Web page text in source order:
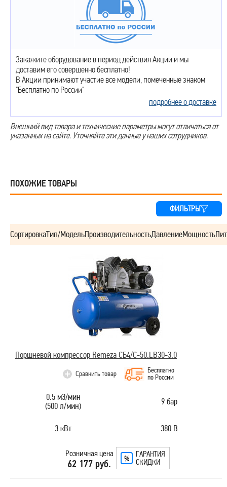
Закажите оборудование в период действия Акции и мы
доставим его совершенно бесплатно!
В Акции принимают участие все модели, помеченные знаком
"Бесплатно по России"
подробнее о доставке
Внешний вид товара и технические параметры могут отличаться от
указанных на сайте. Уточняйте эти данные у наших сотрудников.
ПОХОЖИЕ ТОВАРЫ
ФИЛЬТРЫ
СортировкаТип/МодельПроизводительностьДавлениеМощность
Поршневой компрессор Remeza СБ4/С-50.LB30-3.0
Сравнить товар
Бесплатно
по России
0.5 м3/мин
(500 л/мин)
9 бар
3 кВт 380 В
Розничная цена
62 177 руб.
ГАРАНТИЯ
СКИДКИ